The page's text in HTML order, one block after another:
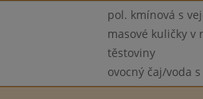
pol. kmínová s
masové kuličky v
těstoviny
ovocný čaj/voda